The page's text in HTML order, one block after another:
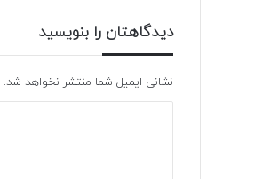
دیدگاهتان را بنویسید
نشانی ایمیل شما منتشر نخواهد شد.